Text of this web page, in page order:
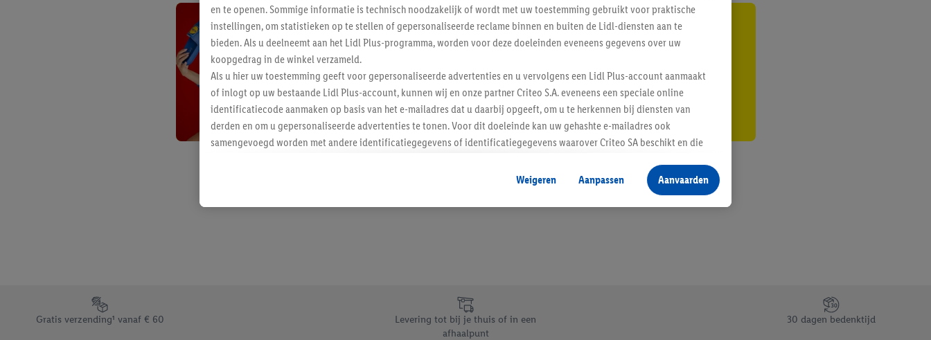
Blijf op de hoogte
Inschrijven
Footerelement met de verschillende USPs van Lidl.be
Gratis verzending¹ vanaf € 60
Levering tot bij je thuis of in een
afhaalpunt
30 dagen bedenktijd
en te openen. Sommige informatie is technisch noodzakelijk of wordt met uw toestemming gebruikt voor praktische
instellingen, om statistieken op te stellen of gepersonaliseerde reclame binnen en buiten de Lidl-diensten aan te
bieden. Als u deelneemt aan het Lidl Plus-programma, worden voor deze doeleinden eveneens gegevens over uw
koopgedrag in de winkel verzameld.
Als u hier uw toestemming geeft voor gepersonaliseerde advertenties en u vervolgens een Lidl Plus-account aanmaakt
of inlogt op uw bestaande Lidl Plus-account, kunnen wij en onze partner Criteo S.A. eveneens een speciale online
identificatiecode aanmaken op basis van het e-mailadres dat u daarbij opgeeft, om u te herkennen bij diensten van
derden en om u gepersonaliseerde advertenties te tonen. Voor dit doeleinde kan uw gehashte e-mailadres ook
samengevoegd worden met andere identificatiegegevens of identificatiegegevens waarover Criteo SA beschikt en die
Als u hiermee akkoord gaat, kunnen advertenties in het kader van retargeting, d.w.z. advertenties voor producten waarin
u interesse hebt getoond (bijvoorbeeld door het product in de webshop aan uw winkelmandje toe te voegen, maar het
niet te kopen), ook op verschillende apparaten en verschillende Lidl-diensten worden weergegeven als er met behulp
waaronder de bewaartermijn van de gegevens en uw recht om uw toestemming te allen tijde met vooruitwerkende
privacyverklaring .Je vindt het impressum hier.
Weigeren Aanpassen Aanvaarden